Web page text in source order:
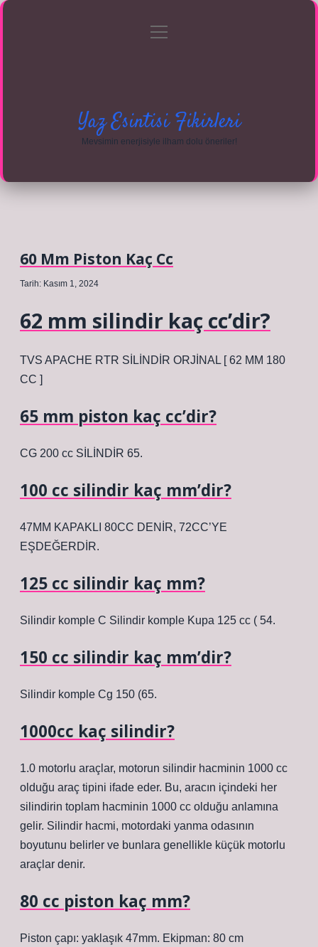
Gizlilik Politikası
menüyü
Yaz Esintisi Fikirleri
Mevsimin enerjisiyle ilham dolu öneriler!
60 Mm Piston Kaç Cc
Tarih: Kasım 1, 2024
62 mm silindir kaç cc’dir?
TVS APACHE RTR SİLİNDİR ORJİNAL [ 62 MM 180
CC ]
65 mm piston kaç cc’dir?
CG 200 cc SİLİNDİR 65.
100 cc silindir kaç mm’dir?
47MM KAPAKLI 80CC DENİR, 72CC’YE
EŞDEĞERDİR.
125 cc silindir kaç mm?
Silindir komple C Silindir komple Kupa 125 cc ( 54.
150 cc silindir kaç mm’dir?
Silindir komple Cg 150 (65.
1000cc kaç silindir?
1.0 motorlu araçlar, motorun silindir hacminin 1000 cc
olduğu araç tipini ifade eder. Bu, aracın içindeki her
silindirin toplam hacminin 1000 cc olduğu anlamına
gelir. Silindir hacmi, motordaki yanma odasının
boyutunu belirler ve bunlara genellikle küçük motorlu
araçlar denir.
80 cc piston kaç mm?
Piston çapı: yaklaşık 47mm. Ekipman: 80 cm